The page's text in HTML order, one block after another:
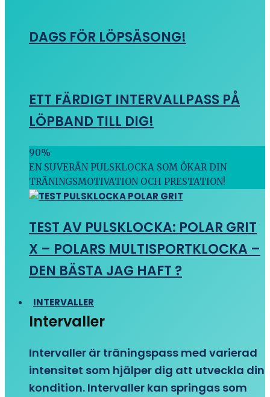
DAGS FÖR LÖPSÄSONG!
ETT FÄRDIGT INTERVALLPASS PÅ
LÖPBAND TILL DIG!
90%
EN SUVERÄN PULSKLOCKA SOM ÖKAR DIN
TRÄNINGSMOTIVATION OCH PRESTATION!
TEST AV PULSKLOCKA: POLAR GRIT
X – POLARS MULTISPORTKLOCKA –
DEN BÄSTA JAG HAFT ?
INTERVALLER
Intervaller
Intervaller är träningspass med varierad
intensitet som hjälper dig att utveckla din
kondition. Intervaller kan springas som